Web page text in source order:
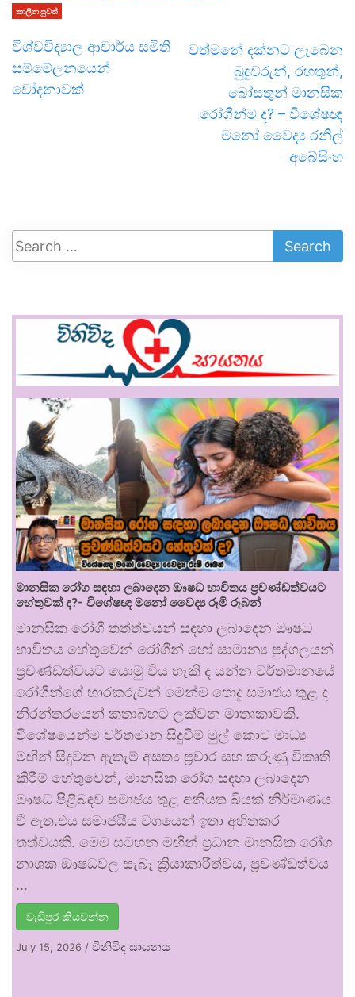
කාලීන පුවත්
විශ්වවිද්‍යාල ආචාර්ය සමිති
සම්මේලනයෙන්
චෝදනාවක්
වත්මනේ දක්නට ලැබෙන
බුදුවරුන්, රහතුන්,
බෝසතුන් මානසික
රෝගීන්ම ද? – විශේෂඥ
මනෝ වෛද්‍ය රනිල්
අබේසිංහ
මානසික රෝග සඳහා ලබාදෙන ඖෂධ භාවිතය ප්‍රචණ්ඩත්වයට
හේතුවක් ද?- විශේෂඥ මනෝ වෛද්‍ය රූමි රූබන්
මානසික රෝගී තත්ත්වයන් සඳහා ලබාදෙන ඖෂධ
භාවිතය හේතුවෙන් රෝගීන් හෝ සාමාන්‍ය පුද්ගලයන්
ප්‍රචණ්ඩත්වයට යොමු විය හැකි ද යන්න වර්තමානයේ
රෝගීන්ගේ භාරකරුවන් මෙන්ම පොදු සමාජය තුළ ද
නිරන්තරයෙන් කතාබහට ලක්වන මාතෘකාවකි.
විශේෂයෙන්ම වර්තමාන සිදුවීම් මුල් කොට මාධ්‍ය
මඟින් සිදුවන ඇතැම් අසත්‍ය ප්‍රචාර සහ කරුණු විකෘති
කිරීම් හේතුවෙන්, මානසික රෝග සඳහා ලබාදෙන
ඖෂධ පිළිබඳව සමාජය තුළ අනියත බියක් නිර්මාණය
වී ඇත.එය සමාජයීය වශයෙන් ඉතා අහිතකර
තත්වයකි. මෙම සටහන මඟින් ප්‍රධාන මානසික රෝග
නාශක ඖෂධවල සැබෑ ක්‍රියාකාරීත්වය, ප්‍රචණ්ඩත්වය
…
වැඩිපුර කියවන්න
July 15, 2026 / විනිවිද සායනය